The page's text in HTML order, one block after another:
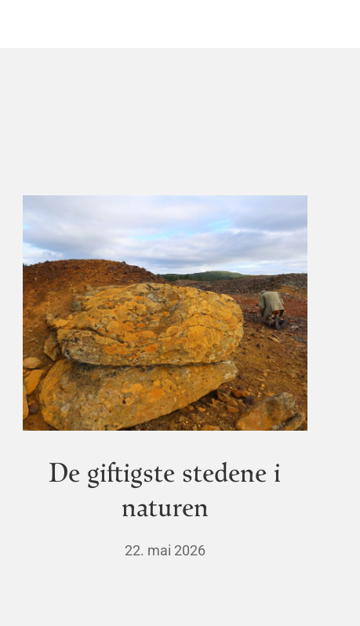
De giftigste stedene i
naturen
22. mai 2026